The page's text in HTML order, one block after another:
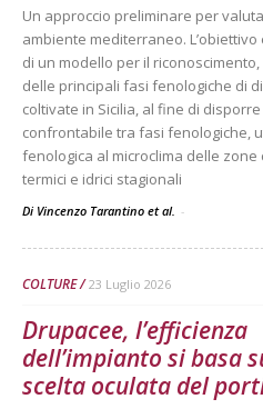
Un approccio preliminare per
ambiente mediterraneo.
di un modello per il
delle principali fasi fenologiche di
coltivate in Sicilia, al fine di
confrontabile tra fasi fenologiche,
fenologica al microclima delle
termici e idrici stagionali
Di Vincenzo Tarantino et al. -
COLTURE 23 Luglio 2026
Drupacee, l’efficienza
dell’impianto si basa
scelta oculata del